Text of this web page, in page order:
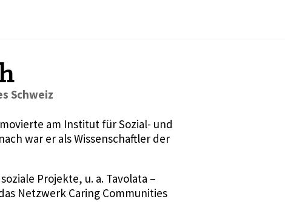
Schweiz
am Institut für Sozial- und
war er als Wissenschaftler der
Projekte, u. a. Tavolata –
Netzwerk Caring Communities